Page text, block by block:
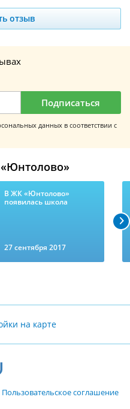
отзыв
Подписаться
данных в соответствии с
27 сентября 2017
В ЖК «Юнтолово»
появилась школа
на карте
Пользовательское соглашение